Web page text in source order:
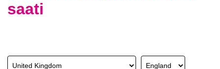
saati